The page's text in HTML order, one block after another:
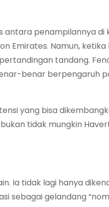
antara penampilannya di
Emirates. Namun,
tandang.
benar berpengaruh
yang bisa
tidak mungkin
Ia tidak lagi hanya
sebagai gelandang